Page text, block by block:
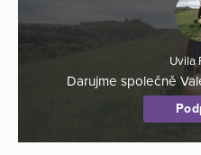
Uvila
Darujme společně